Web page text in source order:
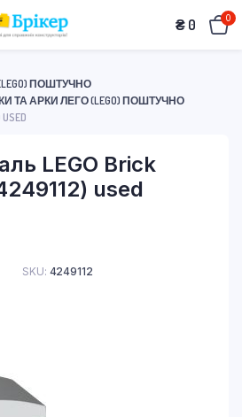
₴ 0 0
ПОШТУЧНО
ТА АРКИ ЛЕГО (LEGO) ПОШТУЧНО
LEGO Brick
used
SKU: 4249112